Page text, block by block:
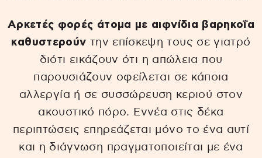
Αρκετές φορές άτομα με αιφνίδια βαρηκοΐα
καθυστερούν την επίσκεψη τους σε γιατρό
διότι εικάζουν ότι η απώλεια που
παρουσιάζουν οφείλεται σε κάποια
αλλεργία ή σε συσσώρευση κεριού στον
ακουστικό πόρο. Εννέα στις δέκα
περιπτώσεις επηρεάζεται μόνο το ένα αυτί
και η διάγνωση πραγματοποιείται με ένα